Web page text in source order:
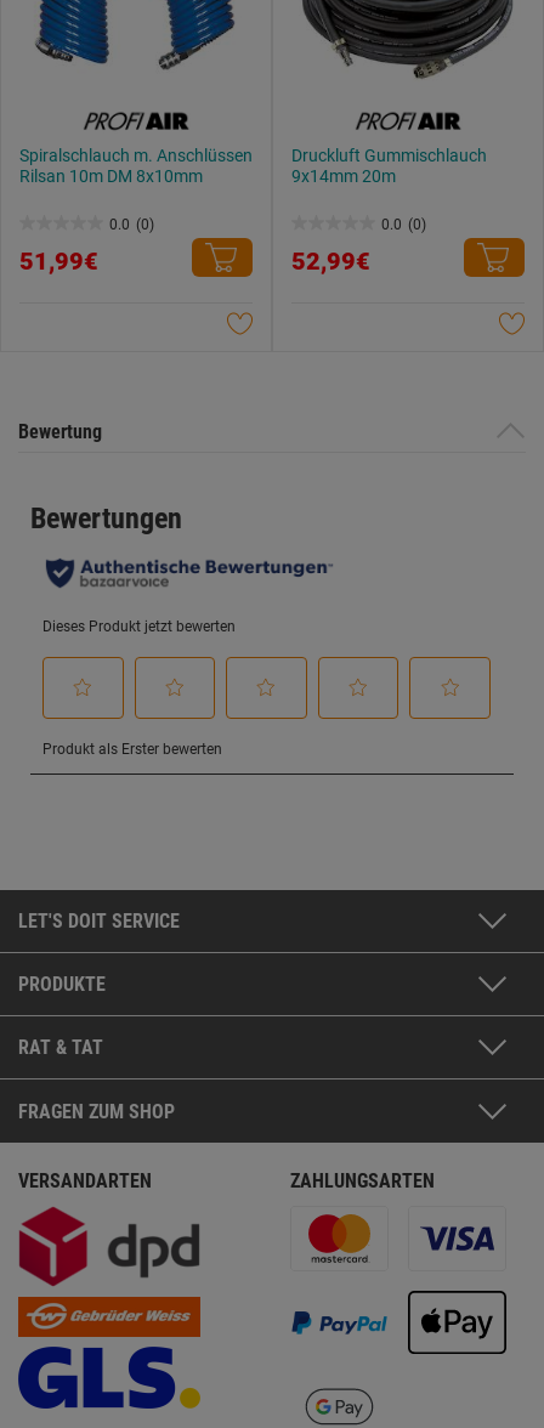
Spiralschlauch m. Anschlüssen
Rilsan 10m DM 8x10mm
0.0 (0)
von
51,99€
Druckluft Gummischlauch
9x14mm 20m
0.0 (0)
von
52,99€
Bewertung
LET'S DOIT SERVICE
PRODUKTE
RAT & TAT
FRAGEN ZUM SHOP
VERSANDARTEN ZAHLUNGSARTEN